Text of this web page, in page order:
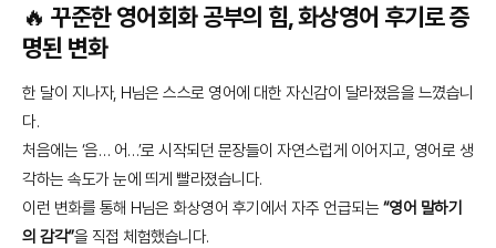
🔥 꾸준한 영어회화 공부의 힘, 화상영어 후기로 증
명된 변화
한 달이 지나자, H님은 스스로 영어에 대한 자신감이 달라졌음을 느꼈습니
다.
처음에는 ‘음… 어…’로 시작되던 문장들이 자연스럽게 이어지고, 영어로 생
각하는 속도가 눈에 띄게 빨라졌습니다.
이런 변화를 통해 H님은 화상영어 후기에서 자주 언급되는 “영어 말하기
의 감각”을 직접 체험했습니다.